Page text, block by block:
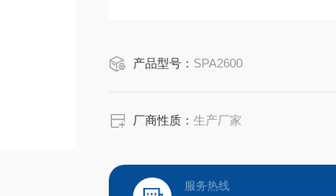
产品型号： SPA2600
厂商性质：生产厂家
服务热线